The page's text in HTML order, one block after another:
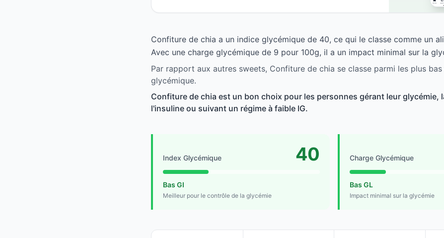
Confiture de chia a un indice glycémique de 40, ce qui le classe comme un
Avec une charge glycémique de 9 pour 100g, il a un impact minimal sur la
Par rapport aux autres sweets, Confiture de chia se classe parmi les plus
glycémique.
Confiture de chia est un bon choix pour les personnes gérant leur glycémie,
l'insuline ou suivant un régime à faible IG.
Index Glycémique 40
Bas GI
Meilleur pour le contrôle de la glycémie
Charge Glycémique
Bas GL
Impact minimal sur la glycémie